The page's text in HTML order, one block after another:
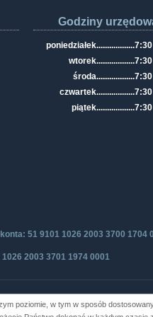
Godziny
poniedziałek..................
wtorek..................
środa..................
czwartek..................
piątek..................
51 9101 1026 2003 3700 1704
2003 3701 1974 0001
poziomie, w tym w sposób